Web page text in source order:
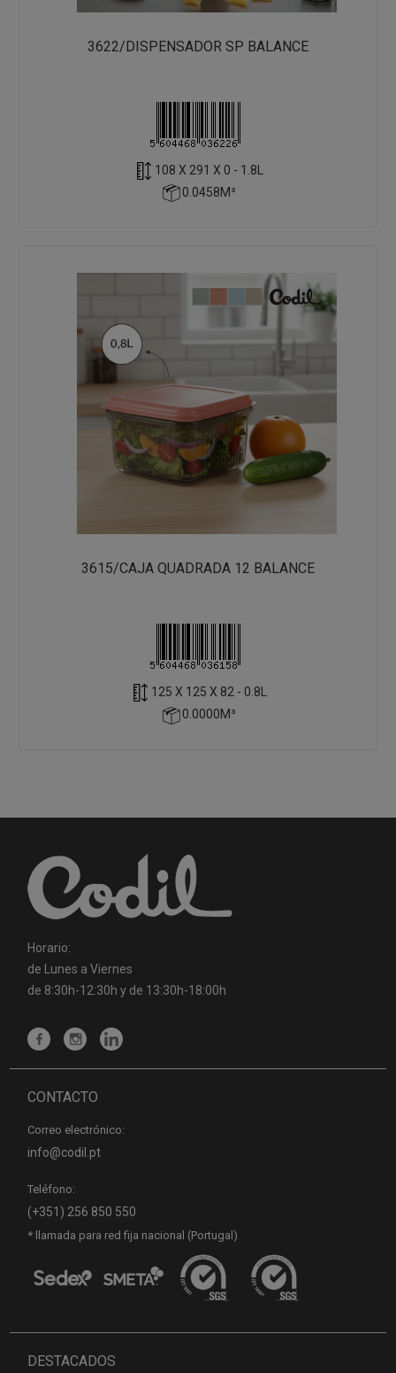
3622/DISPENSADOR SP BALANCE
108 X 291 X 0 - 1.8L
0.0458M³
3615/CAJA QUADRADA 12 BALANCE
125 X 125 X 82 - 0.8L
0.0000M³
Horario:
de Lunes a Viernes
de 8:30h-12:30h y de 13:30h-18:00h
CONTACTO
Correo electrónico:
info@codil.pt
Teléfono:
(+351) 256 850 550
* llamada para red fija nacional (Portugal)
DESTACADOS